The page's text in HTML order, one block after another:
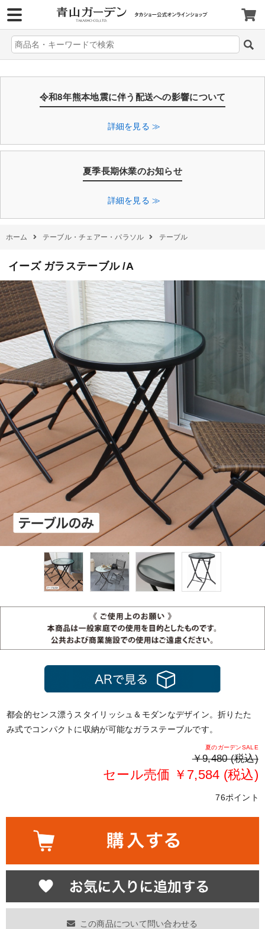
令和8年熊本地震に伴う配送への影響について
詳細を見る ≫
夏季長期休業のお知らせ
詳細を見る ≫
ホーム テーブル・チェアー・パラソル テーブル
イーズ ガラステーブル /A
都会的センス漂うスタイリッシュ＆モダンなデザイン。折りたた
み式でコンパクトに収納が可能なガラステーブルです。
夏のガーデンSALE
￥9,480 (税込)
セール売価 ￥7,584 (税込)
76ポイント
この商品について問い合わせる